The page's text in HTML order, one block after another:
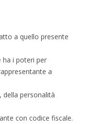
a quello presente
ha i poteri per
a
della personalità
con codice fiscale.